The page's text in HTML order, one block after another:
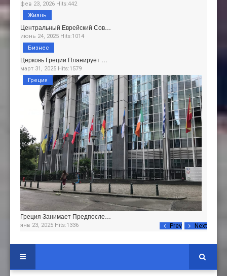
Prev Next
фев 23, 2026 Hits:442
Центральный Еврейский Сов…
июнь 24, 2025 Hits:1014
Жизнь
Церковь Греции Планирует …
март 31, 2025 Hits:1579
Бизнес
Греция Занимает Предпосле…
янв 23, 2025 Hits:1336
Греция